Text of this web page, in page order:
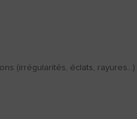
(irrégularités, éclats,